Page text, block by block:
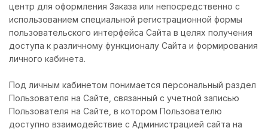
центр для оформления Заказа или непосредственно с
использованием специальной регистрационной формы
пользовательского интерфейса Сайта в целях получения
доступа к различному функционалу Сайта и формирования
личного кабинета.
Под личным кабинетом понимается персональный раздел
Пользователя на Сайте, связанный с учетной записью
Пользователя на Сайте, в котором Пользователю
доступно взаимодействие с Администрацией сайта на